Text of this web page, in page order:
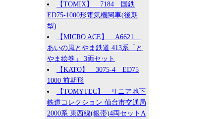
【TOMIX】 7184 国鉄
ED75-1000形電気機関車(後期
型)
【MICRO ACE】 A6621
あいの風とやま鉄道 413系「と
やま絵巻」 3両セット
【KATO】 3075-4 ED75
1000 前期形
【TOMYTEC】 リニア地下
鉄道コレクション 仙台市交通局
2000系 東西線(銀帯)4両セットA